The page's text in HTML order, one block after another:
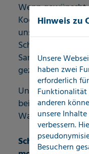
Wenn
Koordination der
unserer sofort
gezielt
Unser
bei
Schnell,
Hinweis zu
Unsere
haben zwei
erforderlich
Funktionalität
anderen
unsere
verbessern.
Besuchern